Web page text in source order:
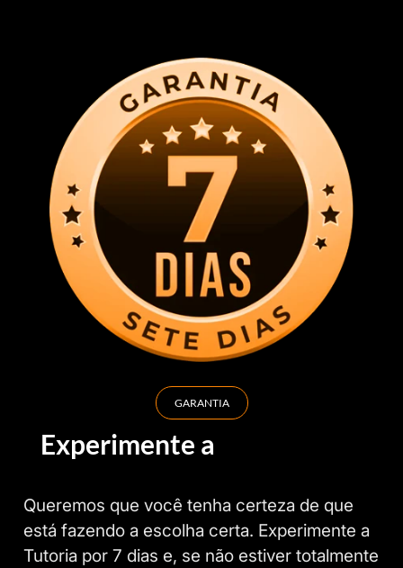
GARANTIA
Experimente a
Queremos que você tenha certeza de que
está fazendo a escolha certa. Experimente a
Tutoria por 7 dias e, se não estiver totalmente